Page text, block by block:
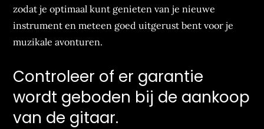
zodat je optimaal kunt genieten van je nieuwe
instrument en meteen goed uitgerust bent voor je
muzikale avonturen.
Controleer of er garantie
wordt geboden bij de aankoop
van de gitaar.